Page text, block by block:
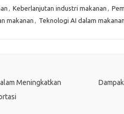
, Keberlanjutan industri makanan ,
makanan , Teknologi AI dalam makanan
Meningkatkan